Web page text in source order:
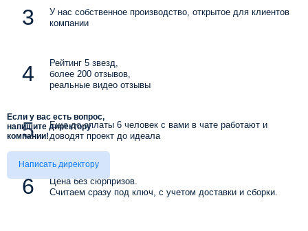
У нас собственное производство, открытое для клиентов
компании
Рейтинг 5 звезд,
более 200 отзывов,
реальные видео отзывы
Еще до оплаты 6 человек с вами в чате работают и
доводят проект до идеала
Цена без сюрпризов.
Считаем сразу под ключ, с учетом доставки и сборки.
Если у вас есть вопрос,
напишите директору
компании!
Написать директору